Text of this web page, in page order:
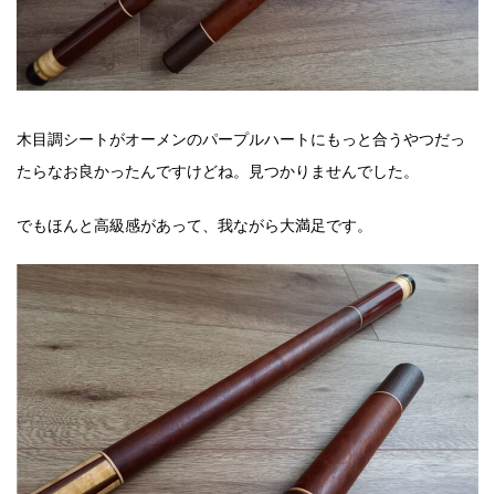
木目調シートがオーメンのパープルハートにもっと合うやつだっ
たらなお良かったんですけどね。見つかりませんでした。
でもほんと高級感があって、我ながら大満足です。